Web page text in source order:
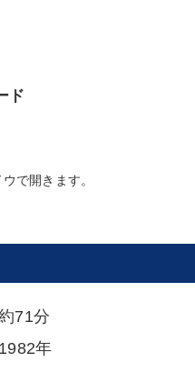
ド
で開きます。
71分
1982年